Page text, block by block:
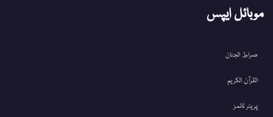
موبائل ایپس
صراط الجنان
القرآن الکریم
پریئر ٹائمز